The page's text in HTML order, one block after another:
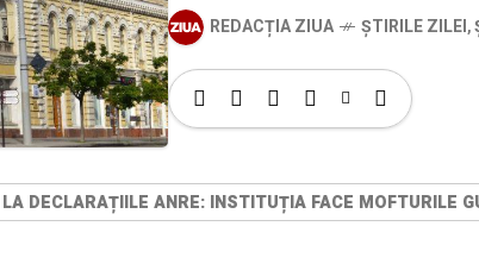
REDACȚIA ZIUA ȘTIRILE ZILEI,
DECLARAȚIILE ANRE: INSTITUȚIA FACE MOFTURILE